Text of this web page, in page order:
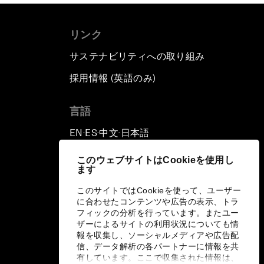
このウェブサイトはCookieを使用し
ます
このサイトではCookieを使って、ユーザー
に合わせたコンテンツや広告の表示、トラ
フィックの分析を行っています。またユー
ザーによるサイトの利用状況についても情
報を収集し、ソーシャルメディアや広告配
信、データ解析の各パートナーに情報を共
有しています。ここで収集された情報は、
リンク
サステナビリティへの取り組み
採用情報 (英語のみ)
言語
EN ▪ ES▪中文▪ 日本語